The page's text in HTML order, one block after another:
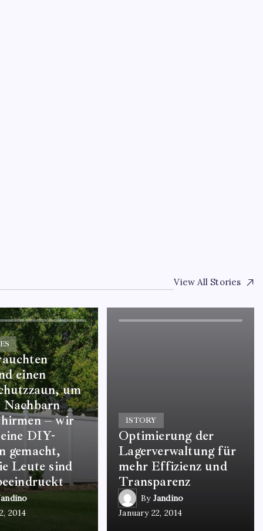
View All Stories
einen
um
Nachbarn
– wir
DIY-
gemacht,
Leute sind
2014
1STORY
Optimierung der
Lagerverwaltung für
mehr Effizienz und
Transparenz
By Jandino
January 22, 2014